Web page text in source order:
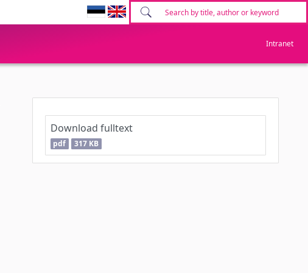
Intranet
Download fulltext
pdf 317 KB